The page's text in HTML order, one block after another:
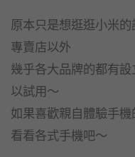
原本只是想逛逛小米
專賣店以外
幾乎各大品牌的都有
以試用～
如果喜歡親自體驗手
看看各式手機吧～